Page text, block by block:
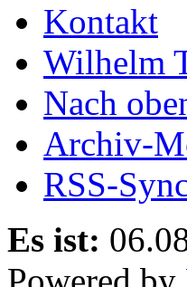
Kontakt
Wilhelm
Nach
Archiv-
RSS-
Es ist: